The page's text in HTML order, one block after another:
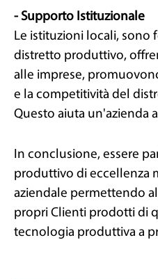
- Supporto Istituzionale
Le istituzioni locali, sono
distretto produttivo,
alle imprese,
e la competitività del
Questo aiuta un'azienda
In conclusione, essere
produttivo di eccellenza
aziendale permettendo
propri Clienti prodotti di
tecnologia produttiva a